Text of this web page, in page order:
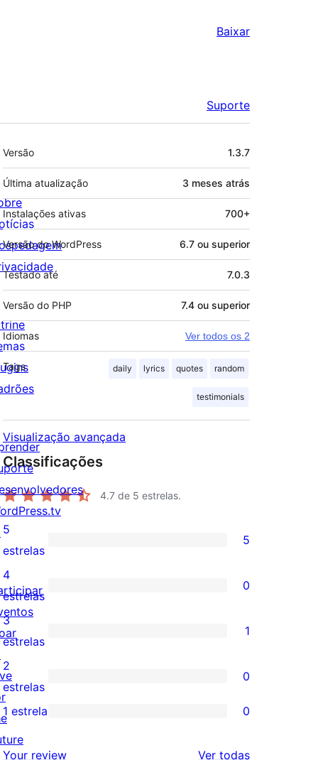
Baixar
Suporte
Meta
Versão 1.3.7
Última atualização 3 meses atrás
Instalações ativas 700+
Versão do WordPress 6.7 ou superior
Testado até 7.0.3
Versão do PHP 7.4 ou superior
Idiomas Ver todos os 2
Tags daily lyrics quotes random
testimonials
Visualização avançada
Classificações
4.7 de 5 estrelas.
5
avaliações
com
5
estrelas
5
estrelas
5
0
avaliação
com
4
estrela
4
estrelas
0
1
avaliação
com
3
estrela
3
estrelas
1
0
avaliação
com
2
2
estrelas
0
0
avaliação
1 estrela 0
Your review Ver todasavaliações